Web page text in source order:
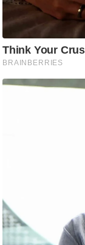
भु
म
हि
/
हा
र